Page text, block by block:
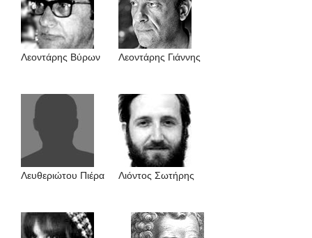
Λεοντάρης Βύρων Λεοντάρης Γιάννης
Λευθεριώτου Πιέρα Λιόντος Σωτήρης